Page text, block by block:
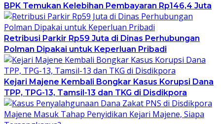
BPK Temukan Kelebihan Pembayaran Rp146,4 Juta
Retribusi Parkir Rp59 Juta di Dinas Perhubungan
Polman Dipakai untuk Keperluan Pribadi
Kejari Majene Kembali Bongkar Kasus Korupsi Dana
TPP, TPG-13, Tamsil-13 dan TKG di Disdikpora